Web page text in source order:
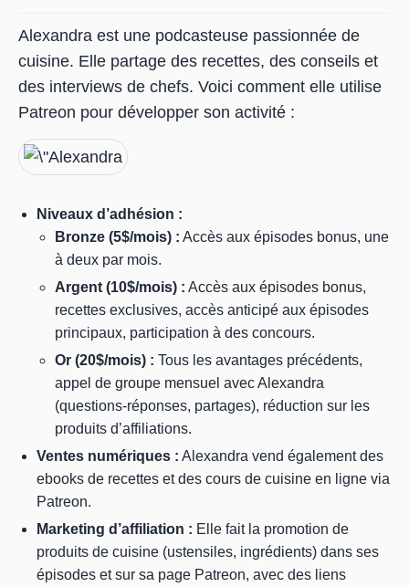
Alexandra est une podcasteuse passionnée de
cuisine. Elle partage des recettes, des conseils et
des interviews de chefs. Voici comment elle utilise
Patreon pour développer son activité :
Niveaux d’adhésion :
Bronze (5$/mois) : Accès aux épisodes bonus, une
à deux par mois.
Argent (10$/mois) : Accès aux épisodes bonus,
recettes exclusives, accès anticipé aux épisodes
principaux, participation à des concours.
Or (20$/mois) : Tous les avantages précédents,
appel de groupe mensuel avec Alexandra
(questions-réponses, partages), réduction sur les
produits d’affiliations.
Ventes numériques : Alexandra vend également des
ebooks de recettes et des cours de cuisine en ligne via
Patreon.
Marketing d’affiliation : Elle fait la promotion de
produits de cuisine (ustensiles, ingrédients) dans ses
épisodes et sur sa page Patreon, avec des liens